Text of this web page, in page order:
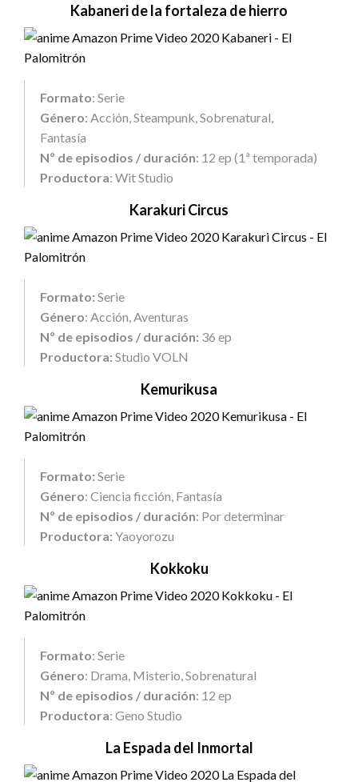
Kabaneri de la fortaleza de hierro
Formato: Serie
Género: Acción, Steampunk, Sobrenatural,
Fantasía
Nº de episodios / duración: 12 ep (1ª temporada)
Productora: Wit Studio
Karakuri Circus
Formato: Serie
Género: Acción, Aventuras
Nº de episodios / duración: 36 ep
Productora: Studio VOLN
Kemurikusa
Formato: Serie
Género: Ciencia ficción, Fantasía
Nº de episodios / duración: Por determinar
Productora: Yaoyorozu
Kokkoku
Formato: Serie
Género: Drama, Misterio, Sobrenatural
Nº de episodios / duración: 12 ep
Productora: Geno Studio
La Espada del Inmortal